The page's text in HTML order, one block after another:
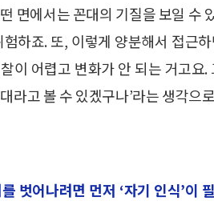
면에서는 꼰대의 기질을 보일 수
험하죠. 또, 이렇게 양분해서 접근
이 어렵고 변화가 안 되는 거고요
라고 볼 수 있겠구나’라는 생각으
벗어나려면 먼저 ‘자기 인식’이